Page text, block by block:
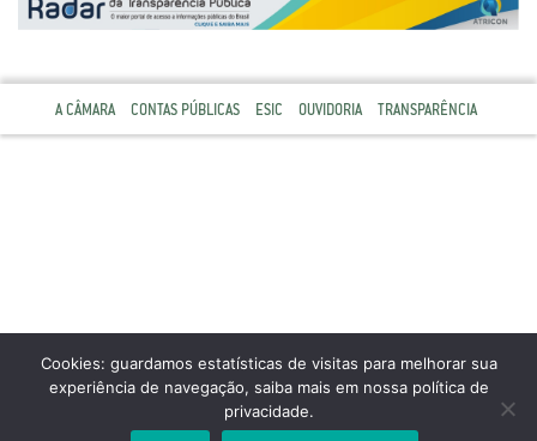
A CÂMARA CONTAS PÚBLICAS ESIC OUVIDORIA TRANSPARÊNCIA
Cookies: guardamos estatísticas de visitas para melhorar sua
experiência de navegação, saiba mais em nossa política de
privacidade.